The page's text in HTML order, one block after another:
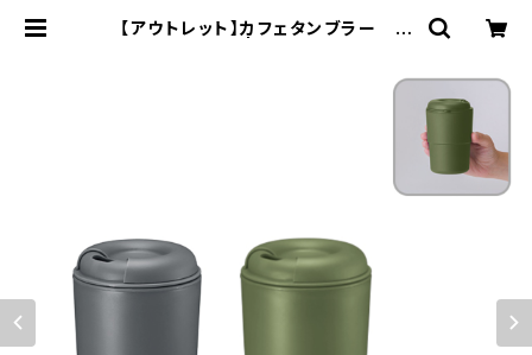
【アウトレット】カフェタンブラー ス